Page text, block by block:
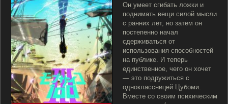
Он умеет сгибать ложки и
поднимать вещи силой мысли
с ранних лет, но затем он
постепенно начал
сдерживаться от
использования способностей
на публике. И теперь
единственное, чего он хочет
— это подружиться с
одноклассницей Цубоми.
Вместе со своим психическим